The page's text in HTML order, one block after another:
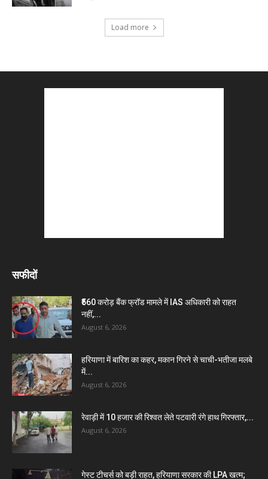
Load more
सफीदों
₹560 करोड़ बैंक फ्रॉड मामले में IAS अधिकारी को राहत
नहीं,...
August 6, 2026
हरियाणा में बारिश का कहर, मकान गिरने से चाची-भतीजा मलबे
में...
August 6, 2026
रेवाड़ी में 10 हजार की रिश्वत लेते पटवारी रंगे हाथ गिरफ्तार,...
August 6, 2026
गेस्ट टीचर्स को बड़ी राहत, हरियाणा सरकार की LPA खत्म;